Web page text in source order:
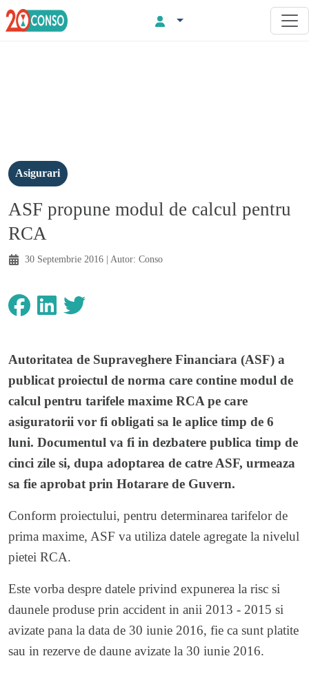
Asigurari
ASF propune modul de calcul pentru
RCA
30 Septembrie 2016 | Autor: Conso
Autoritatea de Supraveghere Financiara (ASF) a
publicat proiectul de norma care contine modul de
calcul pentru tarifele maxime RCA pe care
asiguratorii vor fi obligati sa le aplice timp de 6
luni. Documentul va fi in dezbatere publica timp de
cinci zile si, dupa adoptarea de catre ASF, urmeaza
sa fie aprobat prin Hotarare de Guvern.
Conform proiectului, pentru determinarea tarifelor de
prima maxime, ASF va utiliza datele agregate la nivelul
pietei RCA.
Este vorba despre datele privind expunerea la risc si
daunele produse prin accident in anii 2013 - 2015 si
avizate pana la data de 30 iunie 2016, fie ca sunt platite
sau in rezerve de daune avizate la 30 iunie 2016.